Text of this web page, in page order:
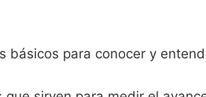
básicos para conocer y